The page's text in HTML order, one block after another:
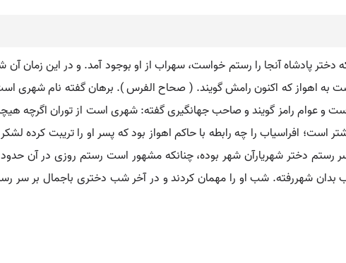
آنجا را رستم خواست، سهراب از او بوجود آمد. و در این زمان آن شهر
اهواز که اکنون رامش گویند. ( صحاح الفرس ). برهان گفته نام شهری است
و عوام رامز گویند و صاحب جهانگیری گفته: شهری است از توران اگرچه
افراسیاب را چه رابطه با حاکم اهواز بود که پسر او را تریبت کرده
دختر شهریارآن شهر بوده، چنانکه مشهور است رستم روزی در آن
شهررفته. شب او را مهمان کردند و در آخر شب دختری باجمال بر سر